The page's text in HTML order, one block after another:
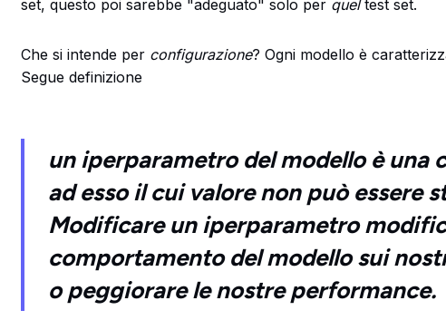
set, questo poi sarebbe "adeguato" solo per queltest set.
Che si intende per configurazione? Ogni modello è
Segue definizione
un iperparametro del modello è una
ad esso il cui valore non può essere
Modificare un iperparametro
comportamento del modello sui
o peggiorare le nostre performance.